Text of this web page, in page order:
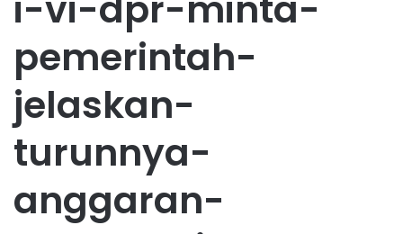
pemerintah-
jelaskan-
turunnya-
anggaran-